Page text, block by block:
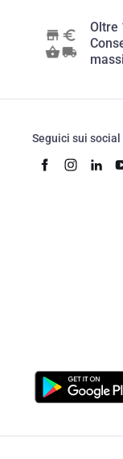
Oltre
Seguici sui social